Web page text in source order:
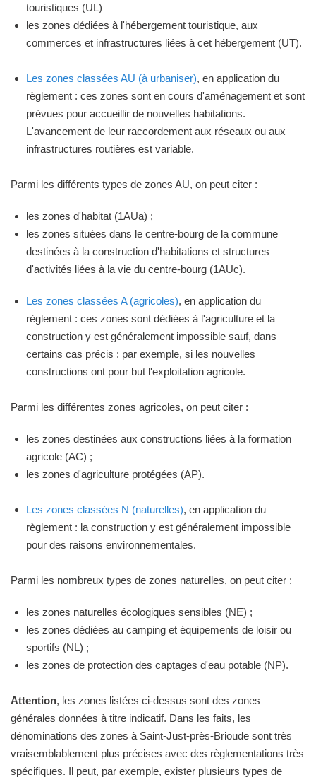
touristiques (UL)
les zones dédiées à l'hébergement touristique, aux
commerces et infrastructures liées à cet hébergement (UT).
Les zones classées AU (à urbaniser), en application du
règlement : ces zones sont en cours d'aménagement et sont
prévues pour accueillir de nouvelles habitations.
L'avancement de leur raccordement aux réseaux ou aux
infrastructures routières est variable.
Parmi les différents types de zones AU, on peut citer :
les zones d'habitat (1AUa) ;
les zones situées dans le centre-bourg de la commune
destinées à la construction d'habitations et structures
d'activités liées à la vie du centre-bourg (1AUc).
Les zones classées A (agricoles), en application du
règlement : ces zones sont dédiées à l'agriculture et la
construction y est généralement impossible sauf, dans
certains cas précis : par exemple, si les nouvelles
constructions ont pour but l'exploitation agricole.
Parmi les différentes zones agricoles, on peut citer :
les zones destinées aux constructions liées à la formation
agricole (AC) ;
les zones d'agriculture protégées (AP).
Les zones classées N (naturelles), en application du
règlement : la construction y est généralement impossible
pour des raisons environnementales.
Parmi les nombreux types de zones naturelles, on peut citer :
les zones naturelles écologiques sensibles (NE) ;
les zones dédiées au camping et équipements de loisir ou
sportifs (NL) ;
les zones de protection des captages d'eau potable (NP).
Attention, les zones listées ci-dessus sont des zones
générales données à titre indicatif. Dans les faits, les
dénominations des zones à Saint-Just-près-Brioude sont très
vraisemblablement plus précises avec des règlementations très
spécifiques. Il peut, par exemple, exister plusieurs types de